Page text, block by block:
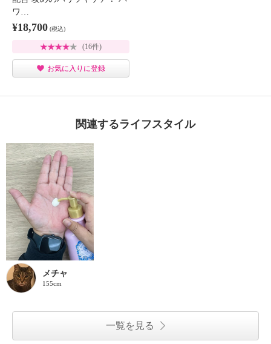
ワ…
¥18,700 (税込)
(16件)
お気に入りに登録
関連するライフスタイル
メチャ
155cm
一覧を見る